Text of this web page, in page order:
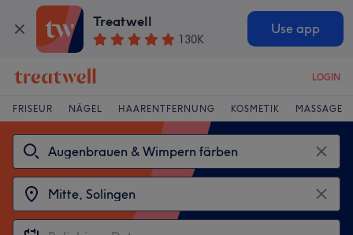
Treatwell
130K
Use app
LOGIN
FRISEUR NÄGEL HAARENTFERNUNG KOSMETIK MASSAGE